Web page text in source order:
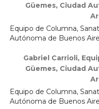
Güemes, Ciudad
Equipo de Columna,
Autónoma de Buenos
Gabriel Carrioli,
Güemes, Ciudad
Equipo de Columna,
Autónoma de Buenos